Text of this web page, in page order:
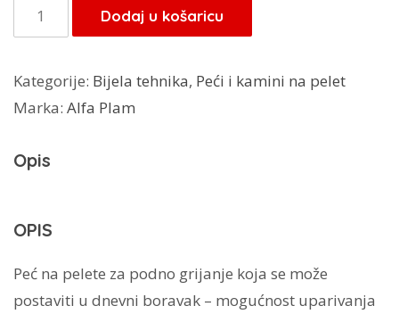
Peći
na
za
centralno
COMMO
kW
Alfa
Plam
Dodaj u košaricu
Kategorije: Bijela tehnika, Peći i kamini na pelet
Marka: Alfa Plam
Opis
OPIS
Peć na pelete za podno grijanje koja se može
postaviti u dnevni boravak – mogućnost uparivanja